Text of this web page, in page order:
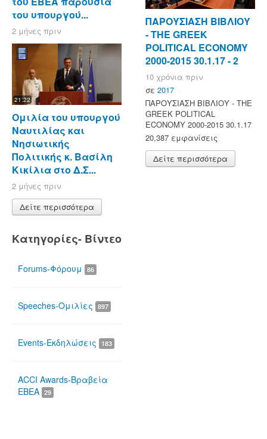
του υπουργού...
2 μήνες πριν
21:22
Ομιλία του υπουργού
Ναυτιλίας και
Νησιωτικής
Πολιτικής κ. Βασίλη
Κικίλια στο Δ.Σ...
2 μήνες πριν
Δείτε περισσότερα
Κατηγορίες- Βίντεο
Forums-Φόρουμ 86
Speeches-Ομιλίες 897
Events-Εκδηλώσεις 183
ACCI Awards-Βραβεία
ΕΒΕΑ 29
ΠΑΡΟΥΣΙΑΣΗ ΒΙΒΛΙΟΥ
- ΤΗΕ GREEK
POLITICAL ECONOMY
2000-2015 30.1.17 - 2
10 χρόνια πριν
σε 2017
ΠΑΡΟΥΣΙΑΣΗ ΒΙΒΛΙΟΥ - ΤΗΕ
GREEK POLITICAL
ECONOMY 2000-2015 30.1.17
20,387 εμφανίσεις
Δείτε περισσότερα